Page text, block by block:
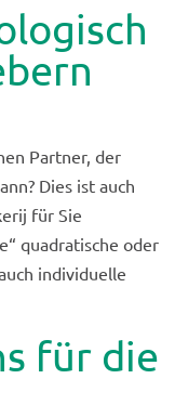
Partner, der
Dies ist auch
für Sie
quadratische oder
individuelle
für die